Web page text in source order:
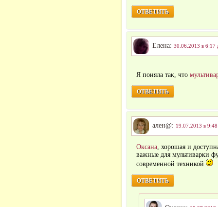
ОТВЕТИТЬ
Елена: 30.06.2013 в 6:17
Я поняла так, что
ОТВЕТИТЬ
ален@: 19.07.2013 в
Оксана, хорошая и
важные для мультиварки
современной техникой
ОТВЕТИТЬ